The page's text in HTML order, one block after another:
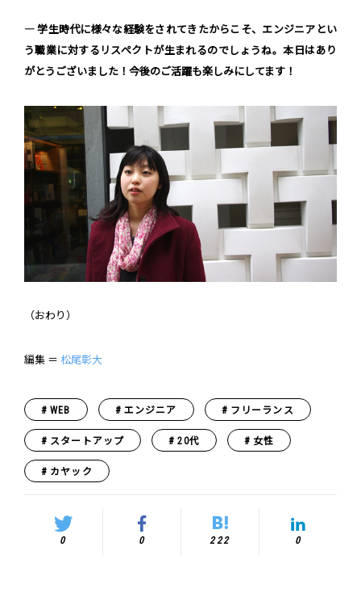
― 学生時代に様々な経験をされてきたからこそ、エンジニアとい
う職業に対するリスペクトが生まれるのでしょうね。本日はあり
がとうございました！今後のご活躍も楽しみにしてます！
（おわり）
編集 ＝ 松尾彰大
WEB エンジニア フリーランス
スタートアップ 20代 女性
カヤック
0 0 222 0